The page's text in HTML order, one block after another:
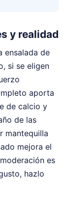
y realidad
ensalada de
si se eligen
aporta
de calcio y
de las
mantequilla
mejora el
es
hazlo